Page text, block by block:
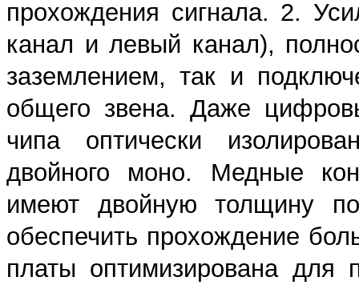
прохождения сигнала. 2.
канал и левый канал),
заземлением, так и
общего звена. Даже
чипа оптически
двойного моно. Медные
имеют двойную толщину
обеспечить прохождение
платы оптимизирована для